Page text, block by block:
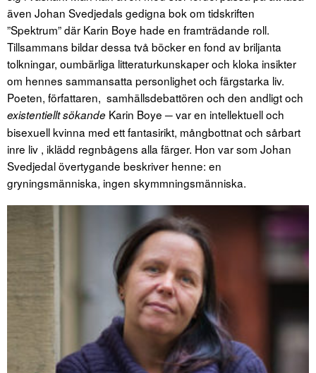
även Johan Svedjedals gedigna bok om tidskriften
”Spektrum” där Karin Boye hade en framträdande roll.
Tillsammans bildar dessa två böcker en fond av briljanta
tolkningar, oumbärliga litteraturkunskaper och kloka insikter
om hennes sammansatta personlighet och färgstarka liv.
Poeten, författaren, samhällsdebattören och den andligt och
existentiellt sökande Karin Boye ─ var en intellektuell och
bisexuell kvinna med ett fantasirikt, mångbottnat och sårbart
inre liv , iklädd regnbågens alla färger. Hon var som Johan
Svedjedal övertygande beskriver henne: en
gryningsmänniska, ingen skymmningsmänniska.